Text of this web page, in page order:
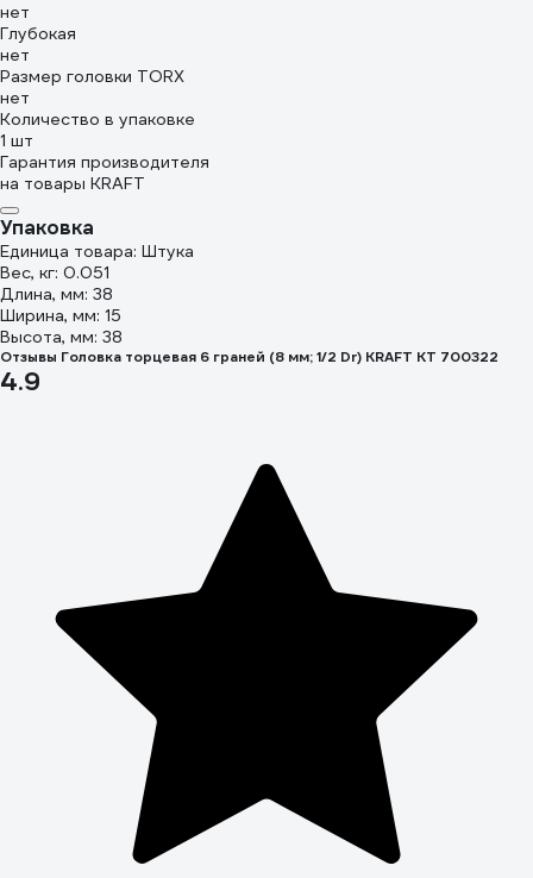
нет
Глубокая
нет
Размер головки TORX
нет
Количество в упаковке
1 шт
Гарантия производителя
на товары KRAFT
Упаковка
Единица товара: Штука
Вес, кг: 0.051
Длина, мм: 38
Ширина, мм: 15
Высота, мм: 38
Отзывы Головка торцевая 6 граней (8 мм; 1/2 Dr) KRAFT KT 700322
4.9